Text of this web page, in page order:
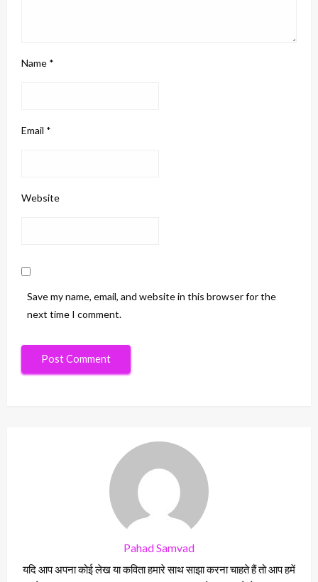
Name *
Email *
Website
Save my name, email, and website in this browser for the
next time I comment.
Pahad Samvad
यदि आप अपना कोई लेख या कविता हमारे साथ साझा करना चाहते हैं तो आप हमें